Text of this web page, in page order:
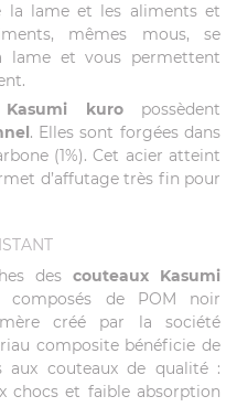
la lame et les aliments et
mêmes mous, se
lame et vous permettent
kuropossèdent
. Elles sont forgées dans
(1%). Cet acier atteint
d’affutage très fin pour
descouteaux Kasumi
de POM noir
créé par la société
composite bénéficie de
aux couteaux de qualité :
chocs et faible absorption